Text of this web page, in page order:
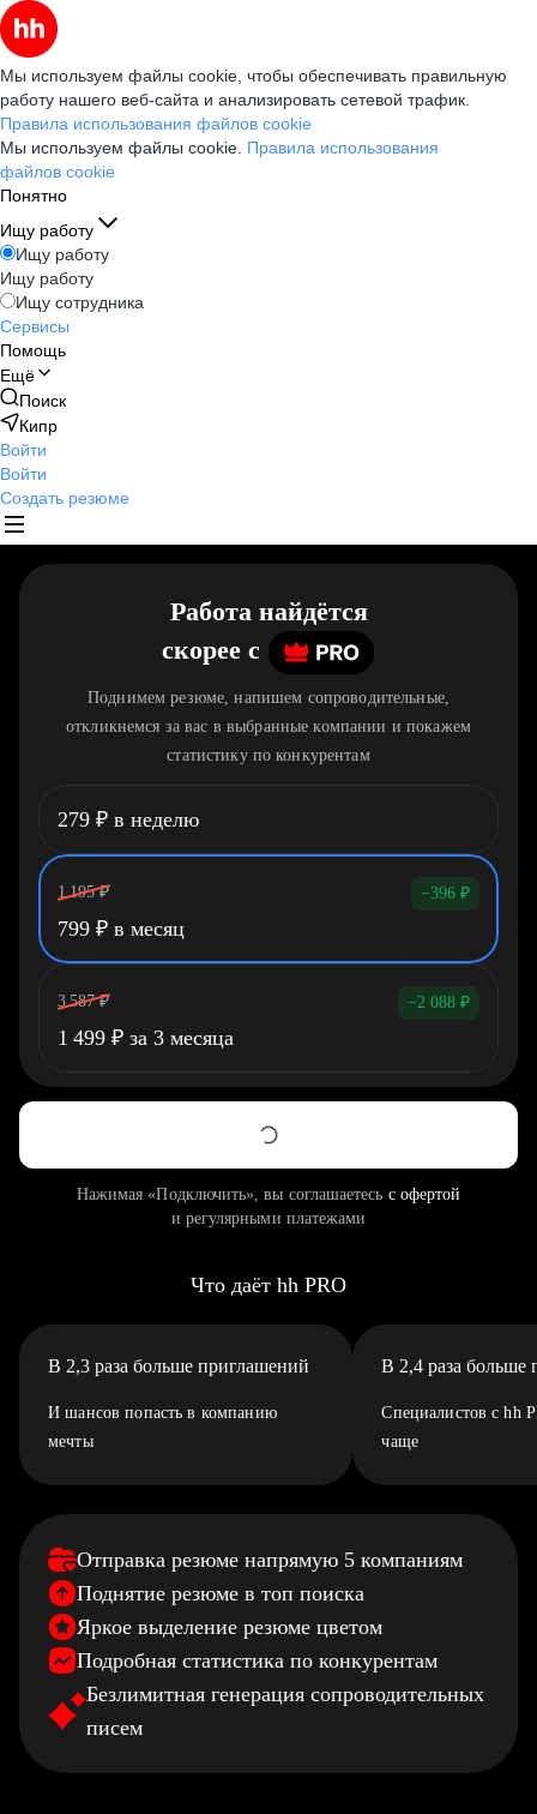
Мы используем файлы cookie, чтобы обеспечивать правильную
работу нашего веб-сайта и анализировать сетевой трафик.
Правила использования файлов cookie
Мы используем файлы cookie. Правила использования
файлов cookie
Понятно
Ищу работу
Ищу работу
Ищу работу
Ищу сотрудника
Сервисы
Помощь
Ещё
Поиск
Кипр
Войти
Войти
Создать резюме
Работа найдётся
скорее c
Поднимем резюме, напишем сопроводительные,
откликнемся за вас в выбранные компании и покажем
статистику по конкурентам
279 ₽ в неделю
1 195 ₽ −396 ₽
799 ₽ в месяц
3 587 ₽ −2 088 ₽
1 499 ₽ за 3 месяца
Нажимая «Подключить», вы соглашаетесь с офертой
и регулярными платежами
Что даёт hh PRO
В 2,3 раза больше приглашений
И шансов попасть в компанию
мечты
В 2,4 раза больше
Специалистов с hh
чаще
Отправка резюме напрямую 5 компаниям
Поднятие резюме в топ поиска
Яркое выделение резюме цветом
Подробная статистика по конкурентам
Безлимитная генерация сопроводительных
писем